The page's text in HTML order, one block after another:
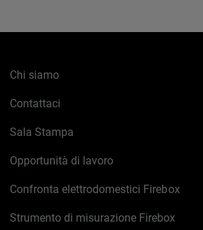
Chi siamo
Contattaci
Sala Stampa
Opportunità di lavoro
Confronta elettrodomestici Firebox
Strumento di misurazione Firebox